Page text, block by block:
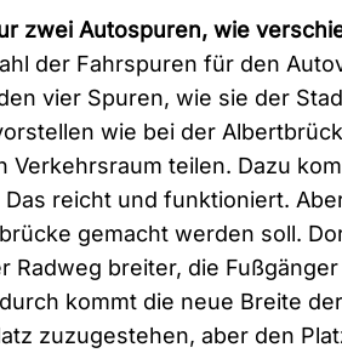
zwei Autospuren, wie
der Fahrspuren für den
vier Spuren, wie sie der
wie bei der
Verkehrsraum teilen. Dazu
reicht und funktioniert.
gemacht werden soll.
Radweg breiter, die
kommt die neue Breite
zuzugestehen, aber den